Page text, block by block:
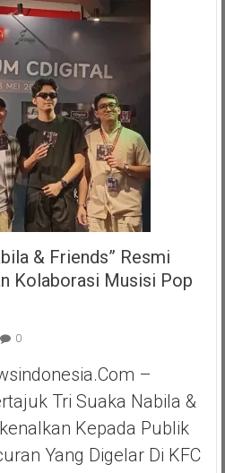
& Friends” Resmi
Kolaborasi Musisi Pop
0
–
Tri Suaka Nabila &
Kepada Publik
Yang Digelar Di KFC